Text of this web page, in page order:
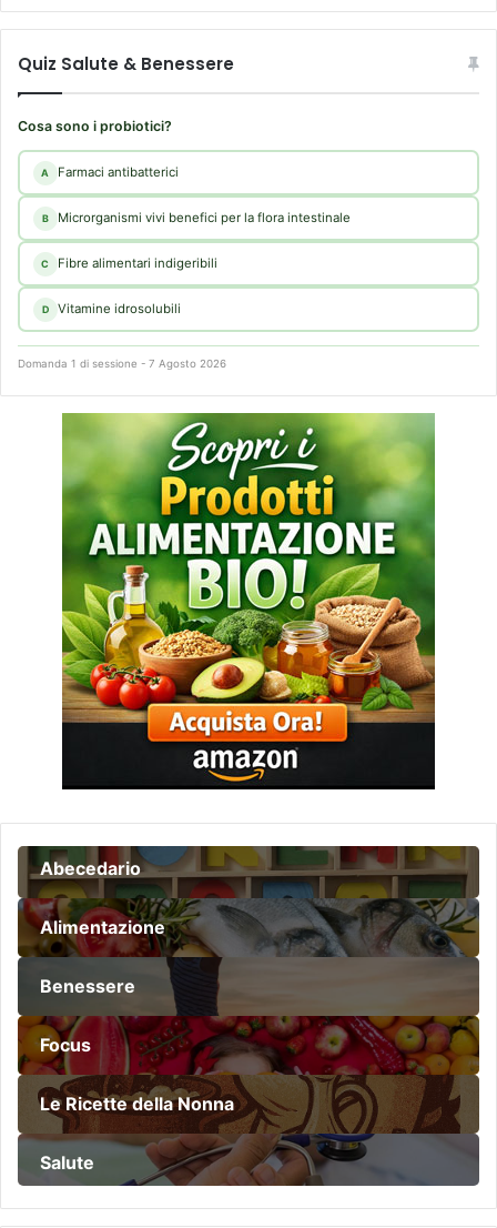
Quiz Salute & Benessere
Cosa sono i probiotici?
A Farmaci antibatterici
B Microrganismi vivi benefici per la flora intestinale
C Fibre alimentari indigeribili
D Vitamine idrosolubili
Domanda 1 di sessione - 7 Agosto 2026
Abecedario
Alimentazione
Benessere
Focus
Le Ricette della Nonna
Salute